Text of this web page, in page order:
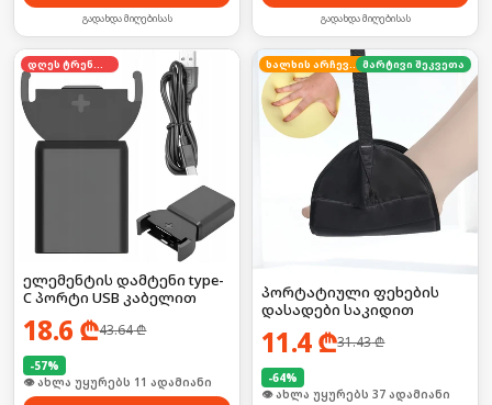
გადახდა მიღებისას გადახდა მიღებისას
დღეს ტრენდში
ელემენტის დამტენი type-
C პორტი USB კაბელით
18.6 ₾43.64₾
-57%
🛒 ბოლო 24სთ-ში იყიდა 17-მა
ხალხის არჩევანი მარტივი შეკვეთა
პორტატიული ფეხების
დასადები საკიდით
11.4₾31.43₾
-64%
👁 ახლა უყურებს 37 ადამიანი